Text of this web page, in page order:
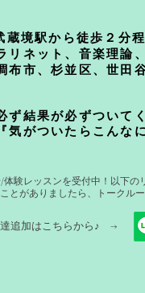
境駅から徒歩２分
リネット、音楽理論
布市、杉並区、世田
ず結果が必ずついて
気がついたらこんな
体験レッスンを受付中！以下
とがありましたら、トークル
追加はこちらから​♪ →